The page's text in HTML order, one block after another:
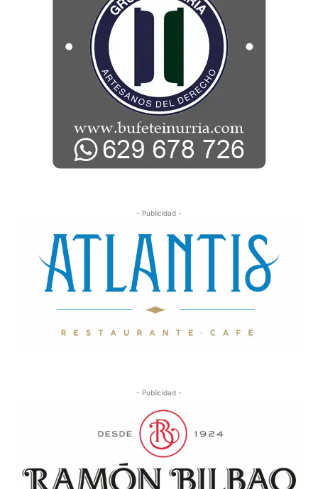
- Publicidad -
- Publicidad -